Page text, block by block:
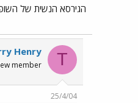
הגירסא הנשית של
T
Henry
member
25/4/04